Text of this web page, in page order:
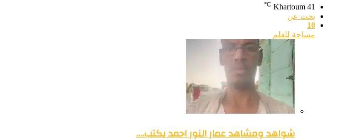
Khartoum 41
℃
بحث عن
10
مساحة للقلم
شواهد ومشاهد عمار النور احمد يكتب….